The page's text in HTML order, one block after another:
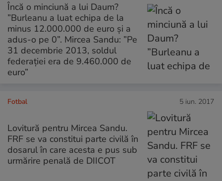
Încă o minciună a lui Daum?
”Burleanu a luat echipa de la
minus 12.000.000 de euro și a
adus-o pe 0”. Mircea Sandu: ”Pe
31 decembrie 2013, soldul
federației era de 9.460.000 de
euro”
Fotbal 5 iun. 2017
Lovitură pentru Mircea Sandu.
FRF se va constitui parte civilă în
dosarul în care acesta e pus sub
urmărire penală de DIICOT